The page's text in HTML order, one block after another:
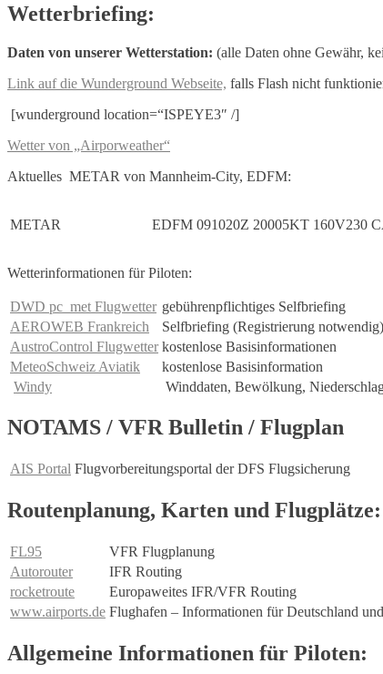
Wetterbriefing:
Daten von unserer Wetterstation: (alle Daten ohne Gewähr,
Link auf die Wunderground Webseite, falls Flash nicht
[wunderground location=“ISPEYE3″ /]
Wetter von „Airporweather“
Aktuelles METAR von Mannheim-City, EDFM:
METAR EDFM 091020Z 20005KT 160V230
Wetterinformationen für Piloten:
DWD pc_met Flugwetter gebührenpflichtiges Selfbriefing
AEROWEB Frankreich
Selfbriefing (Registrierung notwendig)
AustroControl Flugwetter kostenlose Basisinformationen
MeteoSchweiz Aviatik
kostenlose Basisinformation
Windy
Winddaten, Bewölkung,
NOTAMS / VFR Bulletin / Flugplan
AIS Portal Flugvorbereitungsportal der DFS Flugsicherung
Routenplanung, Karten und Flugplätze:
FL95
VFR Flugplanung
Autorouter
IFR Routing
rocketroute
Europaweites IFR/VFR Routing
www.airports.de Flughafen – Informationen für Deutschland
Allgemeine Informationen für Piloten: